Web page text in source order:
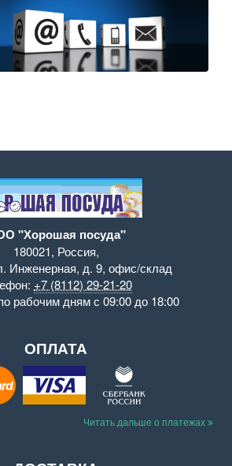
"Хорошая посуда"
180021, Россия,
Инженерная, д. 9, офис/склад
+7 (8112) 29-21-20
рабочим дням с 09:00 до 18:00
ОПЛАТА
Читать дальше о платежах